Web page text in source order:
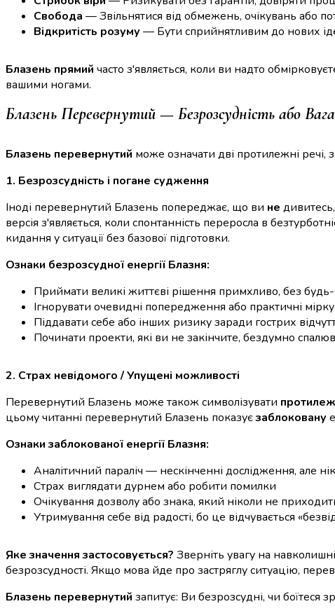
Свобода — Звільнятися від обмежень, очікувань або
Відкритість розуму— Бути сприйнятливим до нових
Блазень прямий часто з'являється, коли ви надто
вашими ногами.
Блазень Перевернутий — Безрозсудність або
Блазень перевернутий може означати дві протилежні речі,
1. Безрозсудність і погане судження
Іноді перевернутий Блазень попереджає, що ви не
версія з'являється, коли спонтанність переросла в
кидання у ситуації без базової підготовки.
Ознаки безрозсудної енергії Блазня:
Приймати великі життєві рішення примхливо, без
Ігнорувати очевидні попередження або практичні
Піддавати себе або інших ризику заради гострих
Починати проекти, які ви не закінчите, бездумно
2. Страх невідомого / Упущені можливості
Перевернутий Блазень може також символізувати
цьому читанні перевернутий Блазень показуєзаблоковану
Ознаки заблокованої енергії Блазня:
Аналітичний параліч — нескінченні дослідження, але
Страх виглядати дурнем або робити помилки
Очікування дозволу або знака, який ніколи не
Утримування себе від радості, бо це відчувається
Яке значення застосовується? Зверніть увагу на
безрозсудності. Якщо мова йде про застряглу ситуацію,
Блазень перевернутий запитує: Ви безрозсудні, чи боїтеся